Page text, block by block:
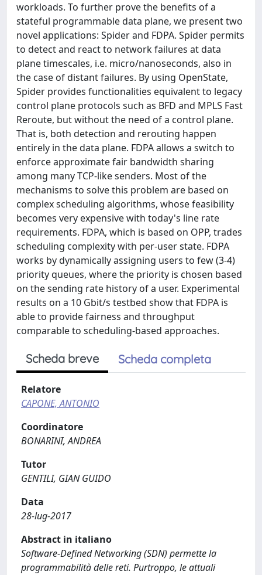
workloads. To further prove the benefits of a
stateful programmable data plane, we present two
novel applications: Spider and FDPA. Spider permits
to detect and react to network failures at data
plane timescales, i.e. micro/nanoseconds, also in
the case of distant failures. By using OpenState,
Spider provides functionalities equivalent to legacy
control plane protocols such as BFD and MPLS Fast
Reroute, but without the need of a control plane.
That is, both detection and rerouting happen
entirely in the data plane. FDPA allows a switch to
enforce approximate fair bandwidth sharing
among many TCP-like senders. Most of the
mechanisms to solve this problem are based on
complex scheduling algorithms, whose feasibility
becomes very expensive with today's line rate
requirements. FDPA, which is based on OPP, trades
scheduling complexity with per-user state. FDPA
works by dynamically assigning users to few (3-4)
priority queues, where the priority is chosen based
on the sending rate history of a user. Experimental
results on a 10 Gbit/s testbed show that FDPA is
able to provide fairness and throughput
comparable to scheduling-based approaches.
Scheda breve Scheda completa
Relatore
CAPONE, ANTONIO
Coordinatore
BONARINI, ANDREA
Tutor
GENTILI, GIAN GUIDO
Data
28-lug-2017
Abstract in italiano
Software-Defined Networking (SDN) permette la
programmabilità delle reti. Purtroppo, le attuali